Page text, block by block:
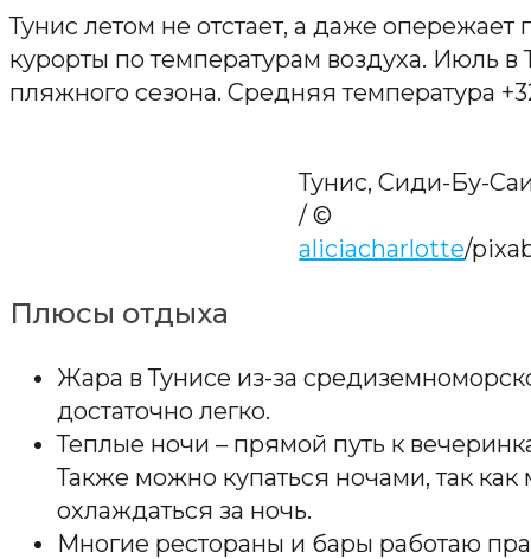
Тунис летом не отстает, а даже
курорты по температурам воздуха. Июль в
пляжного сезона. Средняя температура
Тунис, Сиди-Бу-
/ ©
aliciacharlotte/
Плюсы отдыха
Жара в Тунисе из-за
достаточно легко.
Теплые ночи – прямой путь к
Также можно купаться ночами, так как
охлаждаться за ночь.
Многие рестораны и бары работаю